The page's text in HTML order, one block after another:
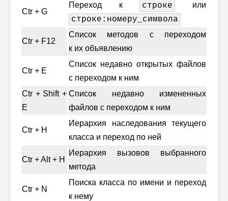
Ctr + G
Переход к строке или
строке:номеру_символа
Ctr + F12
Список методов с переходом
к их объявлению
Ctr + E
Список недавно открытых файлов
с переходом к ним
Ctr + Shift +
E
Список недавно измененных
файлов с переходом к ним
Ctr + H
Иерархия наследования текущего
класса и переход по ней
Ctr + Alt + H
Иерархия вызовов выбранного
метода
Ctr + N
Поиска класса по имени и переход
к нему